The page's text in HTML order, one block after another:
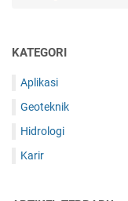
KATEGORI
Aplikasi
Geoteknik
Hidrologi
Karir